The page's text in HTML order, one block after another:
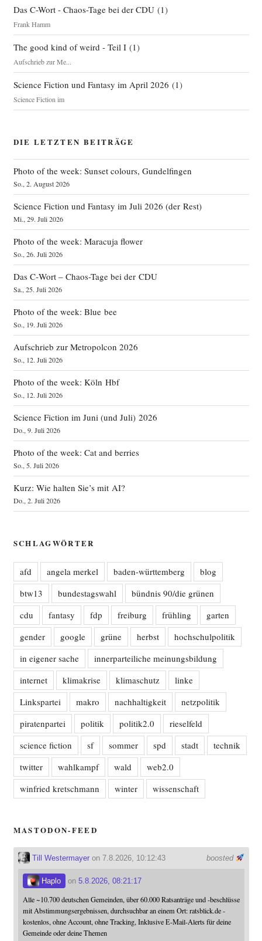
Das C-Wort - Chaos-Tage bei der CDU(1)
Frank Hamm
The good kind of weird - Teil I(1)
Aufschrieb zur Me...
Science Fiction und Fantasy im April 2026 (1)
Science Fiction im
DIE LETZTEN BEITRÄGE
Photo of the week: Sunset colours, Gundelfingen
So., 2. August 2026
Science Fiction und Fantasy im Juli 2026 (der Rest)
Mi., 29. Juli 2026
Photo of the week: Maracuja flower
So., 26. Juli 2026
Das C‑Wort – Chaos-Tage bei der CDU
Sa., 25. Juli 2026
Photo of the week: Blue bee
So., 19. Juli 2026
Aufschrieb zur Metropolcon 2026
So., 12. Juli 2026
Photo of the week: Köln Hbf
So., 12. Juli 2026
Science Fiction im Juni (und Juli) 2026
Do., 9. Juli 2026
Photo of the week: Cat and berries
So., 5. Juli 2026
Kurz: Wie halten Sie’s mit AI?
Do., 2. Juli 2026
SCHLAGWÖRTER
afd angela merkel baden-württemberg
blog
btw13
bundestagswahl
bündnis 90/die grünen
cdu
fantasy fdp freiburg frühling
garten
gender
google grüne herbst
hochschulpolitik
in eigener sache
innerparteiliche meinungsbildung
internet
klimakrise klimaschutz
linke
Linkspartei
makro nachhaltigkeit
netzpolitik
piratenpartei
politik politik2.0
rieselfeld
science fiction
sf sommer spd stadt
technik
twitter
wahlkampf wald
web2.0
winfried kretschmann
winter wissenschaft
MASTODON-FEED
boosted
Till Westermayeron 7.8.2026, 10:12:43
Haplo on 5.8.2026, 08:21:17
Alle ~10.700 deutschen Gemeinden, über 60.000 Ratsanträge und -beschlüsse
mit Abstimmungsergebnissen, durchsuchbar an einem Ort: ratsblick.de -
kostenlos, ohne Account, ohne Tracking, Inklusive E-Mail-Alerts für deine
Gemeinde oder deine Themen